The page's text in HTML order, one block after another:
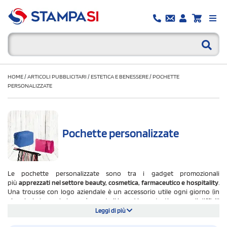
HOME/ARTICOLI PUBBLICITARI /ESTETICA E BENESSERE/POCHETTE
PERSONALIZZATE
Pochette personalizzate
Le pochette personalizzate sono tra i gadget promozionali
più apprezzati nel settore beauty, cosmetica, farmaceutico e hospitality
Una trousse con logo aziendale è un accessorio utile ogni giorno (in
viaggio, in borsa, in bagno) e porta il brand in contesti personali difficili
da raggiungere con altri gadget.Leggi di più